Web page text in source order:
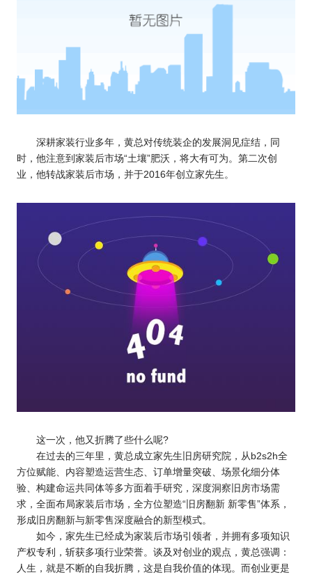
深耕家装行业多年，黄总对传统装企的发展洞见症结，同
时，他注意到家装后市场“土壤”肥沃，将大有可为。第二次创
业，他转战家装后市场，并于2016年创立家先生。
这一次，他又折腾了些什么呢?
在过去的三年里，黄总成立家先生旧房研究院，从b2s2h全
方位赋能、内容塑造运营生态、订单增量突破、场景化细分体
验、构建命运共同体等多方面着手研究，深度洞察旧房市场需
求，全面布局家装后市场，全方位塑造“旧房翻新 新零售”体系，
形成旧房翻新与新零售深度融合的新型模式。
如今，家先生已经成为家装后市场引领者，并拥有多项知识
产权专利，斩获多项行业荣誉。谈及对创业的观点，黄总强调：
人生，就是不断的自我折腾，这是自我价值的体现。而创业更是